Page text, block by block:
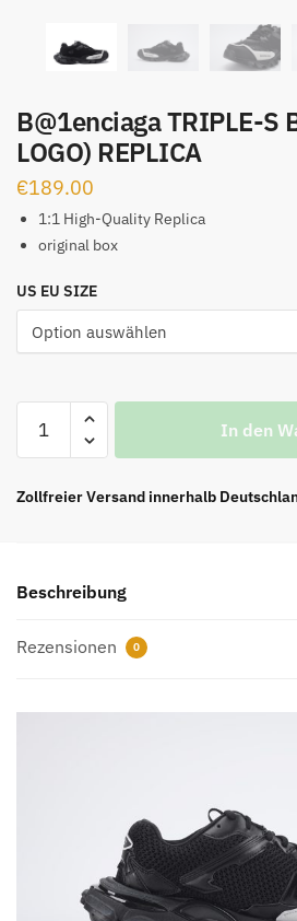
B@1enciaga TRIPLE-S
LOGO) REPLICA
€189.00
1:1 High-Quality Replica
original box
US EU SIZE
B@1enciaga
TRIPLE-
BLACK
Menge
In den
Zollfreier Versand innerhalb
Beschreibung
Rezensionen 0